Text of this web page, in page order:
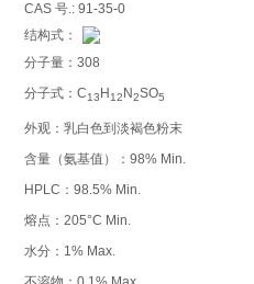
CAS 号.: 91-35-0
结构式：
分子量：308
分子式：C13 H 12 N2SO5
外观：乳白色到淡褐色粉末
含量（氨基值）：98% Min.
HPLC：98.5% Min.
熔点：205°C Min.
水分：1% Max.